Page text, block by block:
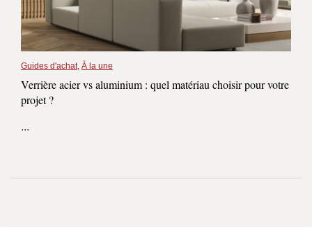
Guides d'achat, À la une
Verrière acier vs aluminium : quel matériau choisir pour votre
projet ?
...